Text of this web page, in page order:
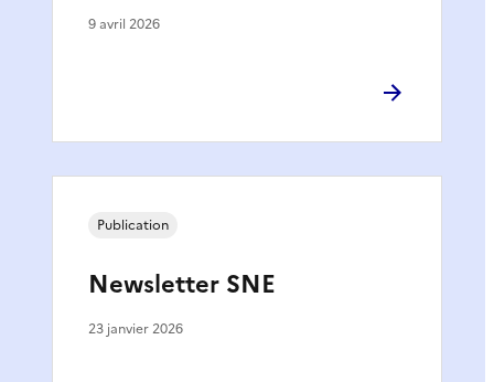
9 avril 2026
Newsletter SNE
Publication
23 janvier 2026